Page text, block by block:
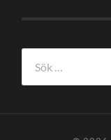
efter: